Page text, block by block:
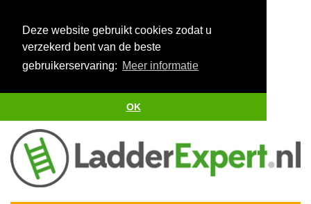
Deze website gebruikt cookies zodat u
verzekerd bent van de beste
gebruikerservaring: Meer informatie
OK